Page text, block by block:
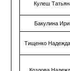
Кулеш
Бакулина
Тищенко